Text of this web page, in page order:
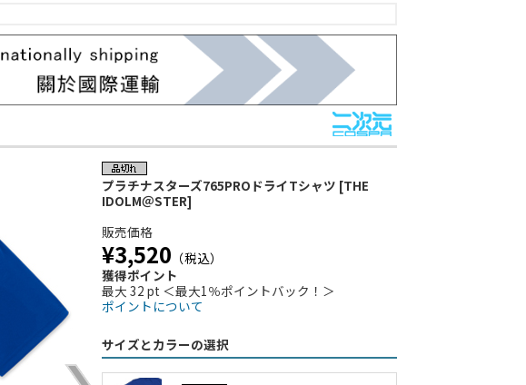
プラチナスターズ765PROドライTシャツ [THE
IDOLM＠STER]
販売価格
¥3,520 （税込）
獲得ポイント
最大 32 pt ＜最大1％ポイントバック！＞
ポイントについて
サイズとカラーの選択